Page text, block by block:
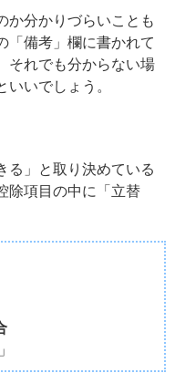
か分かりづらいことも
「備考」欄に書かれて
それでも分からない場
いでしょう。
る」と取り決めている
除項目の中に「立替